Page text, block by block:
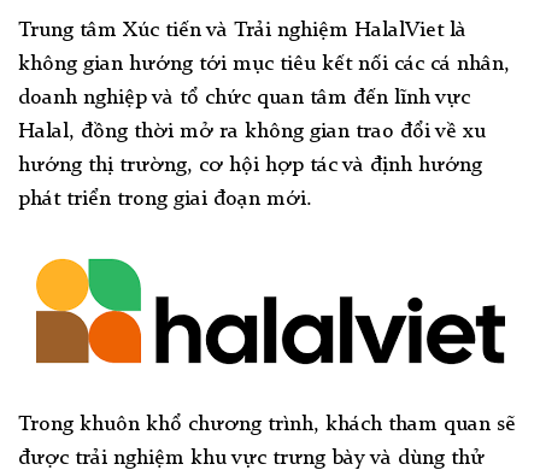
Trung tâm Xúc tiến và Trải nghiệm HalalViet là
không gian hướng tới mục tiêu kết nối các cá nhân,
doanh nghiệp và tổ chức quan tâm đến lĩnh vực
Halal, đồng thời mở ra không gian trao đổi về xu
hướng thị trường, cơ hội hợp tác và định hướng
phát triển trong giai đoạn mới.
Trong khuôn khổ chương trình, khách tham quan sẽ
được trải nghiệm khu vực trưng bày và dùng thử